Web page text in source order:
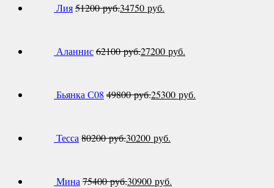
Лия51200руб.34750 руб.
Аланнис62100руб.27200 руб.
Бьянка С08 49800руб.25300 руб.
Тесса 80200руб.30200 руб.
Мина 75400руб.30900 руб.